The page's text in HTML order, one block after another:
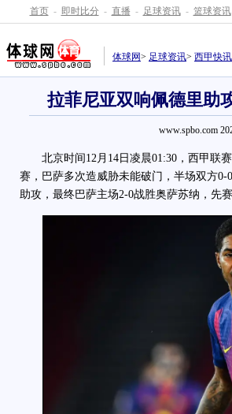
首页 - 即时比分 - 直播 - 足球资讯 - 篮球资讯
体球网> 足球资讯> 西甲快讯
拉菲尼亚双响佩德里助
www.spbo.com
北京时间12月14日凌晨01:30，西甲联赛
赛，巴萨多次造威胁未能破门，半场双方
助攻，最终巴萨主场2-0战胜奥萨苏纳，先